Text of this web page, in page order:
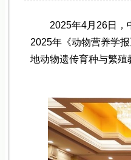
2025年4月26日，
2025年《动物营养学
地动物遗传育种与繁殖